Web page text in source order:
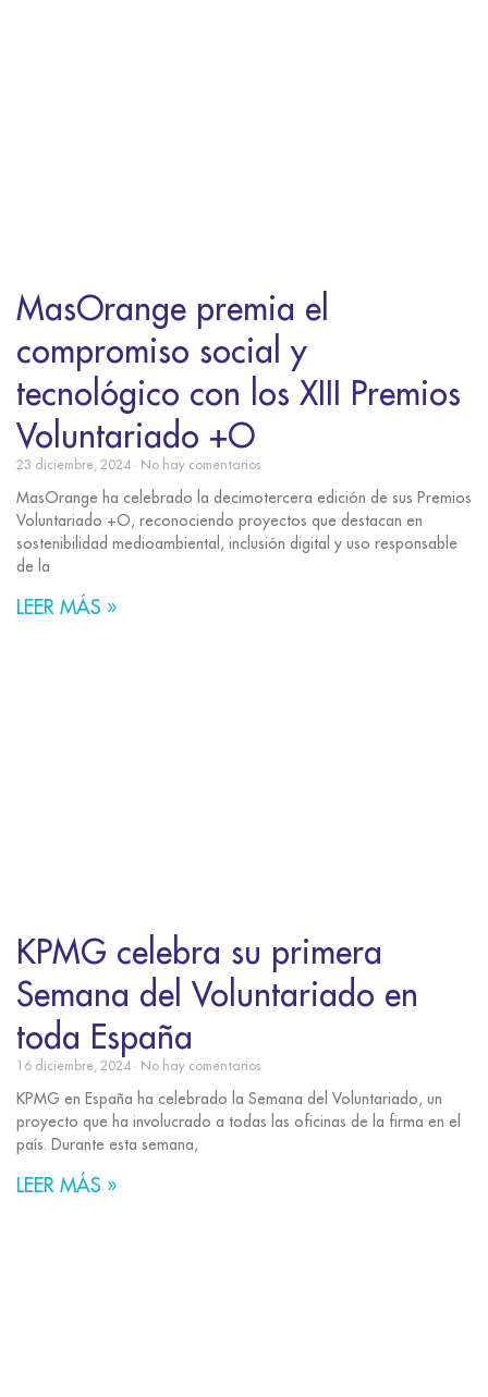
MasOrange premia el
compromiso social y
tecnológico con los XIII Premios
Voluntariado +O
23 diciembre, 2024 No hay comentarios
MasOrange ha celebrado la decimotercera edición de sus Premios
Voluntariado +O, reconociendo proyectos que destacan en
sostenibilidad medioambiental, inclusión digital y uso responsable
de la
LEER MÁS »
KPMG celebra su primera
Semana del Voluntariado en
toda España
16 diciembre, 2024 No hay comentarios
KPMG en España ha celebrado la Semana del Voluntariado, un
proyecto que ha involucrado a todas las oficinas de la firma en el
país. Durante esta semana,
LEER MÁS »